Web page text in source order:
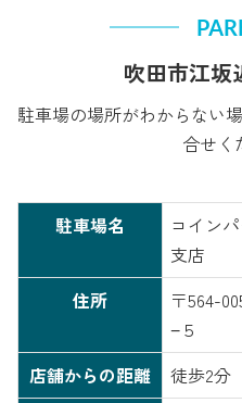
吹田市江坂
駐車場の場所がわからない
合せく
駐車場名
コイン
支店
住所
〒564-
−５
店舗からの距離
徒歩2分